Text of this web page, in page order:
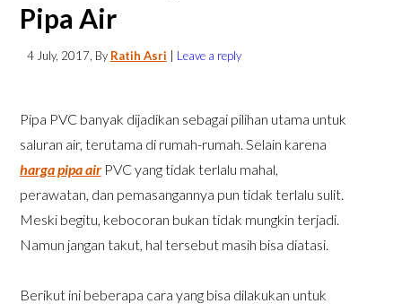
Pipa Air
4 July, 2017 , By Ratih Asri Leave a reply
Pipa PVC banyak dijadikan sebagai pilihan utama untuk
saluran air, terutama di rumah-rumah. Selain karena
harga pipa airPVC yang tidak terlalu mahal,
perawatan, dan pemasangannya pun tidak terlalu sulit.
Meski begitu, kebocoran bukan tidak mungkin terjadi.
Namun jangan takut, hal tersebut masih bisa diatasi.
Berikut ini beberapa cara yang bisa dilakukan untuk